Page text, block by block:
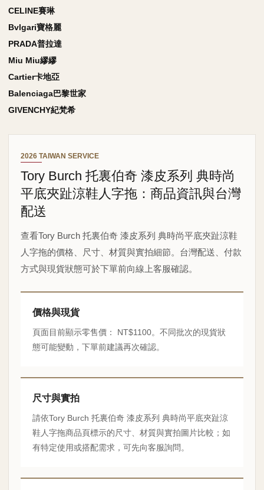
CELINE賽琳
Bvlgari寶格麗
PRADA普拉達
Miu Miu繆繆
Cartier卡地亞
Balenciaga巴黎世家
GIVENCHY紀梵希
2026 TAIWAN SERVICE
Tory Burch 托裏伯奇 漆皮系列 典時尚
平底夾趾涼鞋人字拖：商品資訊與台灣
配送
查看Tory Burch 托裏伯奇 漆皮系列 典時尚平底夾趾涼鞋
人字拖的價格、尺寸、材質與實拍細節。台灣配送、付款
方式與現貨狀態可於下單前向線上客服確認。
價格與現貨
頁面目前顯示零售價： NT$1100。不同批次的現貨狀
態可能變動，下單前建議再次確認。
尺寸與實拍
請依Tory Burch 托裏伯奇 漆皮系列 典時尚平底夾趾涼
鞋人字拖商品頁標示的尺寸、材質與實拍圖片比較；如
有特定使用或搭配需求，可先向客服詢問。